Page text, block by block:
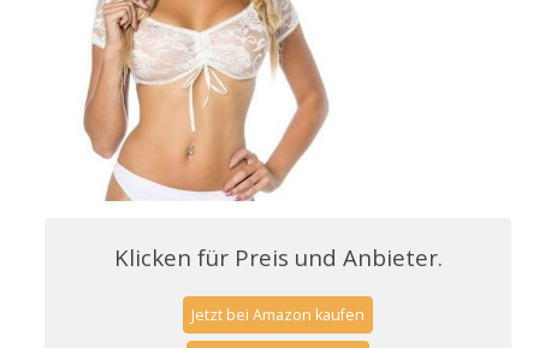
Klicken für Preis und Anbieter.
Jetzt bei Amazon kaufen